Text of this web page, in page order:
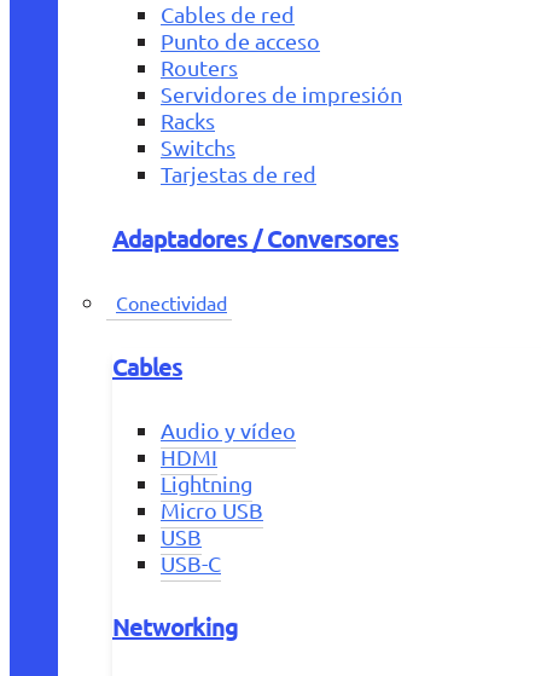
Cables de red
Punto de acceso
Routers
Servidores de impresión
Racks
Switchs
Tarjestas de red
Adaptadores / Conversores
Conectividad
Cables
Audio y vídeo
HDMI
Lightning
Micro USB
USB
USB-C
Networking